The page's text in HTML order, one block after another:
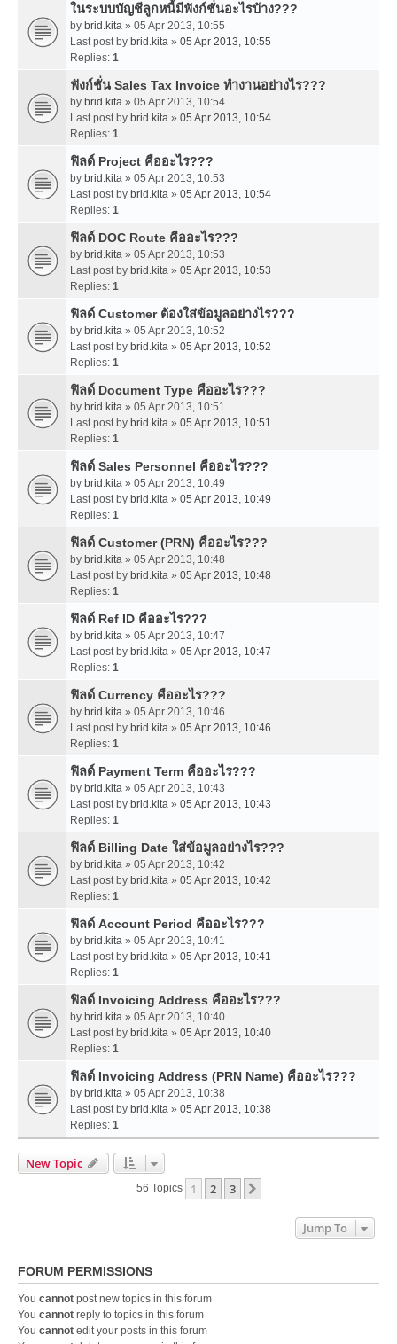
ในระบบบัญชีลูกหนี้มีฟังก์ชั่นอะไรบ้าง???
by brid.kita » 05 Apr 2013, 10:55
Last post by brid.kita » 05 Apr 2013, 10:55
Replies: 1
ฟังก์ชั่น Sales Tax Invoice ทำงานอย่างไร???
by brid.kita » 05 Apr 2013, 10:54
Last post by brid.kita » 05 Apr 2013, 10:54
Replies: 1
ฟิลด์ Project คืออะไร???
by brid.kita » 05 Apr 2013, 10:53
Last post by brid.kita » 05 Apr 2013, 10:54
Replies: 1
ฟิลด์ DOC Route คืออะไร???
by brid.kita » 05 Apr 2013, 10:53
Last post by brid.kita » 05 Apr 2013, 10:53
Replies: 1
ฟิลด์ Customer ต้องใส่ข้อมูลอย่างไร???
by brid.kita » 05 Apr 2013, 10:52
Last post by brid.kita » 05 Apr 2013, 10:52
Replies: 1
ฟิลด์ Document Type คืออะไร???
by brid.kita » 05 Apr 2013, 10:51
Last post by brid.kita » 05 Apr 2013, 10:51
Replies: 1
ฟิลด์ Sales Personnel คืออะไร???
by brid.kita » 05 Apr 2013, 10:49
Last post by brid.kita » 05 Apr 2013, 10:49
Replies: 1
ฟิลด์ Customer (PRN) คืออะไร???
by brid.kita » 05 Apr 2013, 10:48
Last post by brid.kita » 05 Apr 2013, 10:48
Replies: 1
ฟิลด์ Ref ID คืออะไร???
by brid.kita » 05 Apr 2013, 10:47
Last post by brid.kita » 05 Apr 2013, 10:47
Replies: 1
ฟิลด์ Currency คืออะไร???
by brid.kita » 05 Apr 2013, 10:46
Last post by brid.kita » 05 Apr 2013, 10:46
Replies: 1
ฟิลด์ Payment Term คืออะไร???
by brid.kita » 05 Apr 2013, 10:43
Last post by brid.kita » 05 Apr 2013, 10:43
Replies: 1
ฟิลด์ Billing Date ใส่ข้อมูลอย่างไร???
by brid.kita » 05 Apr 2013, 10:42
Last post by brid.kita » 05 Apr 2013, 10:42
Replies: 1
ฟิลด์ Account Period คืออะไร???
by brid.kita » 05 Apr 2013, 10:41
Last post by brid.kita » 05 Apr 2013, 10:41
Replies: 1
ฟิลด์ Invoicing Address คืออะไร???
by brid.kita » 05 Apr 2013, 10:40
Last post by brid.kita » 05 Apr 2013, 10:40
Replies: 1
ฟิลด์ Invoicing Address (PRN Name) คืออะไร???
by brid.kita » 05 Apr 2013, 10:38
Last post by brid.kita » 05 Apr 2013, 10:38
Replies: 1
New Topic
56 Topics 1 2 3
Jump To
FORUM PERMISSIONS
You cannot post new topics in this forum
You cannot reply to topics in this forum
You cannot edit your posts in this forum